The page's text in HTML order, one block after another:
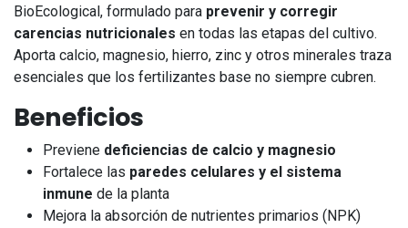
BioEcological, formulado para prevenir y corregir
carencias nutricionales en todas las etapas del cultivo.
Aporta calcio, magnesio, hierro, zinc y otros minerales traza
esenciales que los fertilizantes base no siempre cubren.
Beneficios
Previene deficiencias de calcio y magnesio
Fortalece las paredes celulares y el sistema
inmune de la planta
Mejora la absorción de nutrientes primarios (NPK)